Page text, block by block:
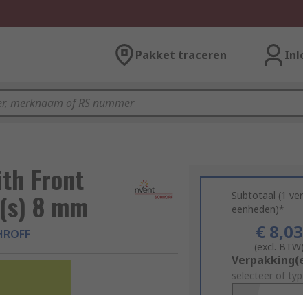
Pakket traceren
Front
8 mm
Subtotaal (1
eenheden)*
€ 8,03
(excl. BTW)
Add
to
selecteer of